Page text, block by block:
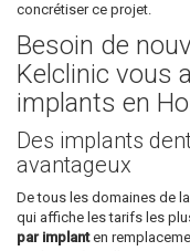
concrétiser ce projet.
Besoin de
Kelclinic vous
implants en
Des implants
avantageux
De tous les domaines de
qui affiche les tarifs les
par implanten